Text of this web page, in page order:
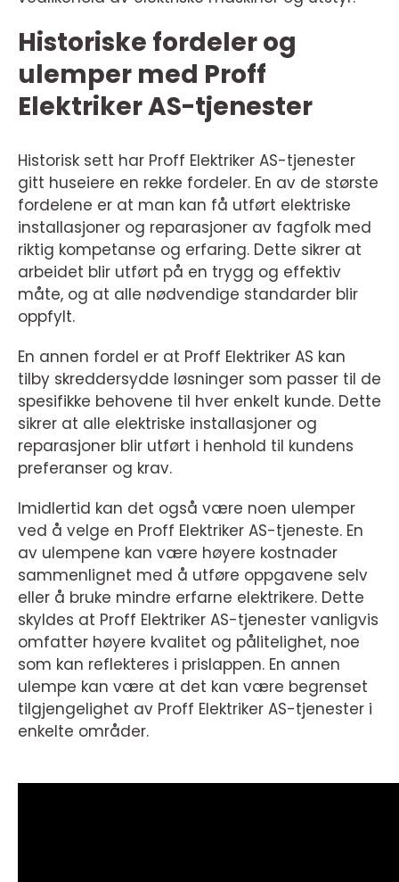
Historiske fordeler og
ulemper med Proff
Elektriker AS-tjenester
Historisk sett har Proff Elektriker AS-tjenester
gitt huseiere en rekke fordeler. En av de største
fordelene er at man kan få utført elektriske
installasjoner og reparasjoner av fagfolk med
riktig kompetanse og erfaring. Dette sikrer at
arbeidet blir utført på en trygg og effektiv
måte, og at alle nødvendige standarder blir
oppfylt.
En annen fordel er at Proff Elektriker AS kan
tilby skreddersydde løsninger som passer til de
spesifikke behovene til hver enkelt kunde. Dette
sikrer at alle elektriske installasjoner og
reparasjoner blir utført i henhold til kundens
preferanser og krav.
Imidlertid kan det også være noen ulemper
ved å velge en Proff Elektriker AS-tjeneste. En
av ulempene kan være høyere kostnader
sammenlignet med å utføre oppgavene selv
eller å bruke mindre erfarne elektrikere. Dette
skyldes at Proff Elektriker AS-tjenester vanligvis
omfatter høyere kvalitet og pålitelighet, noe
som kan reflekteres i prislappen. En annen
ulempe kan være at det kan være begrenset
tilgjengelighet av Proff Elektriker AS-tjenester i
enkelte områder.